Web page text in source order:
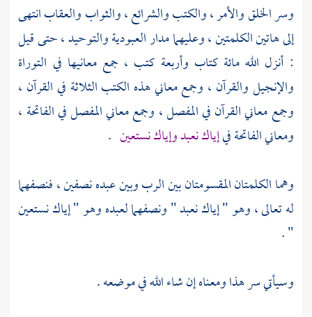
وسر الخلق والأمر ، والكتب والشرائع ، والثواب والعقاب انتهى
إلى هاتين الكلمتين ، وعليهما مدار العبودية والتوحيد ، حتى قيل
: أنزل الله مائة كتاب وأربعة كتب ، جمع معانيها في التوراة
والإنجيل والقرآن ، وجمع معاني هذه الكتب الثلاثة في القرآن ،
وجمع معاني القرآن في المفصل ، وجمع معاني المفصل في الفاتحة ،
ومعاني الفاتحة فيإياك نعبد وإياك نستعين .
وهما الكلمتان المقسومتان بين الرب وبين عبده نصفين ، فنصفهما
له تعالى ، وهو " إياك نعبد " ونصفهما لعبده وهو " إياك نستعين
" .
وسيأتي سر هذا ومعناه إن شاء الله في موضعه .